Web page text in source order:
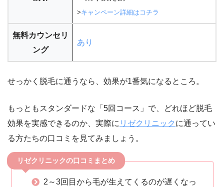
>キャンペーン詳細はコチラ
無料カウンセリ
ング
あり
せっかく脱毛に通うなら、効果が1番気になるところ。
もっともスタンダードな「5回コース」で、どれほど脱毛
効果を実感できるのか、実際に リゼクリニック に通ってい
る方たちの口コミを見てみましょう。
リゼクリニックの口コミまとめ
2～3回目から毛が生えてくるのが遅くなっ